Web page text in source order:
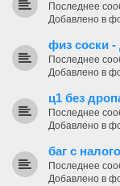
Последнее
Добавлено в
физ соски
Последнее
Добавлено в
ц1 без
Последнее
Добавлено в
баг с
Последнее
Добавлено в